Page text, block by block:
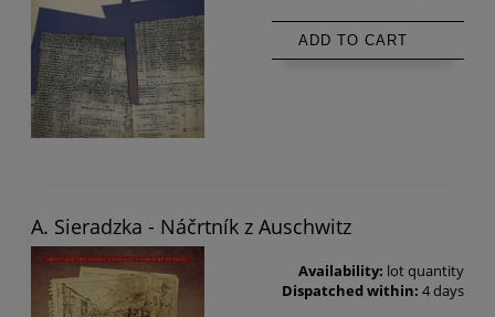
ADD TO CART
A. Sieradzka - Náčrtník z Auschwitz
Availability: lot quantity
Dispatched within: 4 days